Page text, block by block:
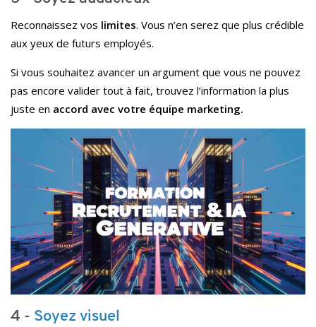
Reconnaissez vos limites. Vous n’en serez que plus crédible
aux yeux de futurs employés.
Si vous souhaitez avancer un argument que vous ne pouvez
pas encore valider tout à fait, trouvez l’information la plus
juste en accord avec votre équipe marketing.
4 - Soyez visuel